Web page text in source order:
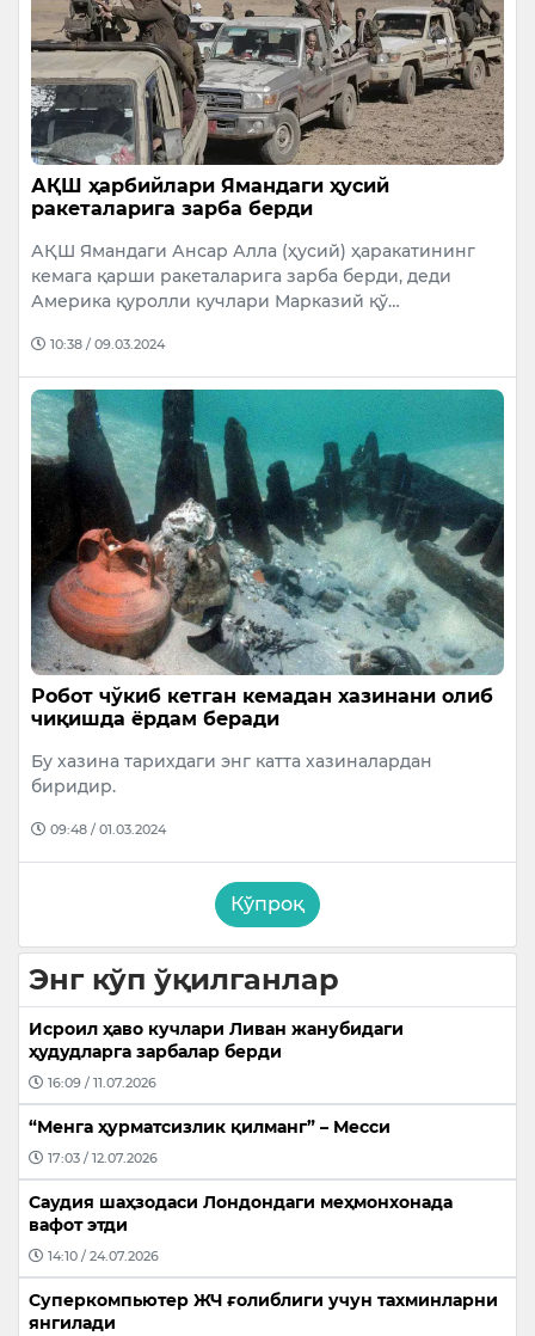
АҚШ ҳарбийлари Ямандаги ҳусий
ракеталарига зарба берди
АҚШ Ямандаги Ансар Алла (ҳусий) ҳаракатининг
кемага қарши ракеталарига зарба берди, деди
Америка қуролли кучлари Марказий қў…
10:38 / 09.03.2024
Робот чўкиб кетган кемадан хазинани олиб
чиқишда ёрдам беради
Бу хазина тарихдаги энг катта хазиналардан
биридир.
09:48 / 01.03.2024
Кўпроқ
Энг кўп ўқилганлар
Исроил ҳаво кучлари Ливан жанубидаги
ҳудудларга зарбалар берди
16:09 / 11.07.2026
“Менга ҳурматсизлик қилманг” – Месси
17:03 / 12.07.2026
Саудия шаҳзодаси Лондондаги меҳмонхонада
вафот этди
14:10 / 24.07.2026
Суперкомпьютер ЖЧ ғолиблиги учун тахминларни
янгилади